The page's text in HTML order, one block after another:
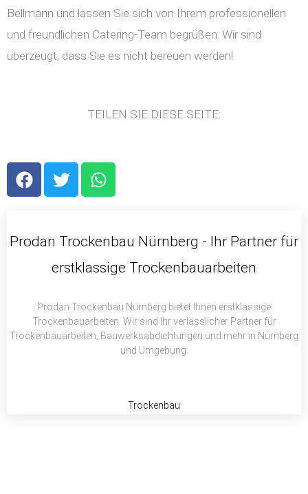
Bellmann und lassen Sie sich von Ihrem professionellen
und freundlichen Catering-Team begrüßen. Wir sind
überzeugt, dass Sie es nicht bereuen werden!
TEILEN SIE DIESE SEITE:
F
a
b
T
w
t
r
W
h
s
p
Prodan Trockenbau Nürnberg - Ihr Partner für
erstklassige Trockenbauarbeiten
Prodan Trockenbau Nürnberg bietet Ihnen erstklassige
Trockenbauarbeiten. Wir sind Ihr verlässlicher Partner für
Trockenbauarbeiten, Bauwerksabdichtungen und mehr in Nürnberg
und Umgebung.
Trockenbau